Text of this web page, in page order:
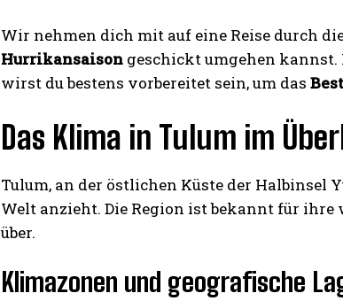
Wir nehmen dich mit auf eine Reise durch
Hurrikansaison geschickt umgehen
wirst du bestens vorbereitet sein, um das
Das Klima in Tulum im
Tulum, an der östlichen Küste der Halbinsel
Welt anzieht. Die Region ist bekannt für
über.
Klimazonen und geografische